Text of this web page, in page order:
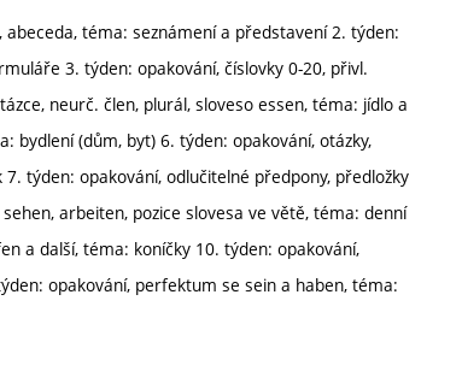
téma: seznámení a představení 2. týden:
3. týden: opakování, číslovky 0-20, přivl.
neurč. člen, plurál, sloveso essen, téma: jídlo a
bydlení (dům, byt) 6. týden: opakování, otázky,
týden: opakování, odlučitelné předpony, předložky
arbeiten, pozice slovesa ve větě, téma: denní
a další, téma: koníčky 10. týden: opakování,
opakování, perfektum se sein a haben, téma: